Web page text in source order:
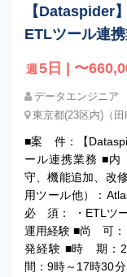
【Dataspider
ETLツール連
週 5日 | 〜
データエンジニア
東京都(23区内)（田
■案 件：【
ール連携業務 ■
守、機能追加、改
用ツール他）：
必 須： ・ETLツ
運用経験 ■尚 可：
発経験 ■時 期：
間：9時～17時30